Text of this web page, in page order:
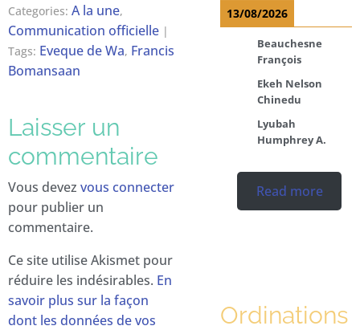
Categories: A la une,
Communication officielle |
Tags: Eveque de Wa, Francis
Bomansaan
Laisser un
commentaire
Vous devez vous connecter
pour publier un
commentaire.
Ce site utilise Akismet pour
réduire les indésirables. En
savoir plus sur la façon
dont les données de vos
13/08/2026
Beauchesne
François
Ekeh Nelson
Chinedu
Lyubah
Humphrey A.
Read more
Ordinations